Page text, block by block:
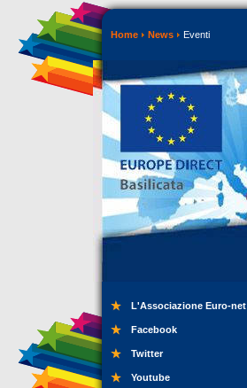
Home News Eventi
L'Associazione Euro-net
Facebook
Twitter
Youtube